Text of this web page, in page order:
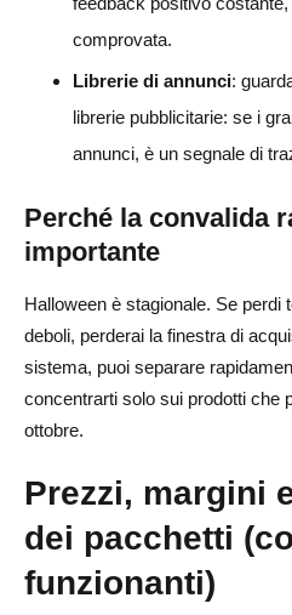
comprovata.
Librerie di annunci:
librerie pubblicitarie: se i
annunci, è un segnale di
Perché la convalida
importante
Halloween è stagionale. Se perdi
deboli, perderai la finestra di
sistema, puoi separare
concentrarti solo sui prodotti che
ottobre.
Prezzi, margini
dei pacchetti
funzionanti)